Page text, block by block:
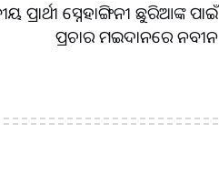
ପ୍ରାର୍ଥୀ ସ୍ନେହାଙ୍ଗିନୀ ଛୁରିଆଙ୍କ ପାଇଁ
ପ୍ରଚାର ମଇଦାନରେ ନବୀନ